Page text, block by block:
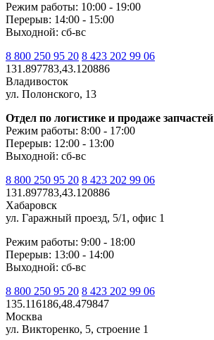
Режим работы: 10:00 - 19:00
Перерыв: 14:00 - 15:00
Выходной: сб-вс
8 800 250 95 20 8 423 202 99 06
131.897783,43.120886
Владивосток
ул. Полонского, 13
Отдел по логистике и продаже запчастей
Режим работы: 8:00 - 17:00
Перерыв: 12:00 - 13:00
Выходной: сб-вс
8 800 250 95 20 8 423 202 99 06
131.897783,43.120886
Хабаровск
ул. Гаражный проезд, 5/1, офис 1
Режим работы: 9:00 - 18:00
Перерыв: 13:00 - 14:00
Выходной: сб-вс
8 800 250 95 20 8 423 202 99 06
135.116186,48.479847
Москва
ул. Викторенко, 5, строение 1